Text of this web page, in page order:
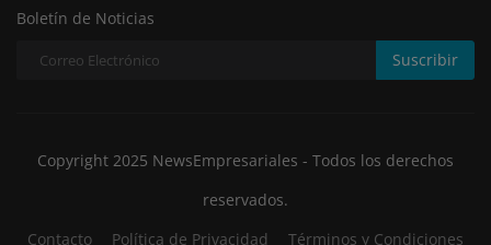
Boletín de Noticias
Suscribir
Copyright 2025 NewsEmpresariales - Todos los derechos
reservados.
Contacto
Política de Privacidad Términos y Condiciones